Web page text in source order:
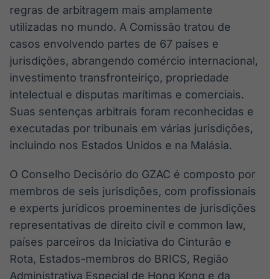
regras de arbitragem mais amplamente
utilizadas no mundo. A Comissão tratou de
casos envolvendo partes de 67 países e
jurisdições, abrangendo comércio internacional,
investimento transfronteiriço, propriedade
intelectual e disputas marítimas e comerciais.
Suas sentenças arbitrais foram reconhecidas e
executadas por tribunais em várias jurisdições,
incluindo nos Estados Unidos e na Malásia.
O Conselho Decisório do GZAC é composto por
membros de seis jurisdições, com profissionais
e experts jurídicos proeminentes de jurisdições
representativas de direito civil e common law,
países parceiros da Iniciativa do Cinturão e
Rota, Estados-membros do BRICS, Região
Administrativa Especial de Hong Kong e da